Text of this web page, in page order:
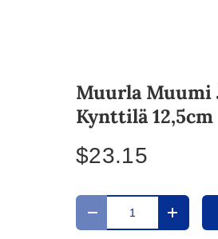
Muurla Muumi
Kynttilä 12,5cm
$23.15
Määrä
Translation missing: